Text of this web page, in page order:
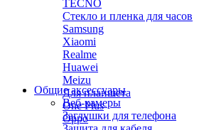
TECNO
Стекло и пленка для часов
Samsung
Xiaomi
Realme
Huawei
Meizu
Для планшета
One Plus
Oppo
Общие аксессуары
Веб-камеры
Заглушки для телефона